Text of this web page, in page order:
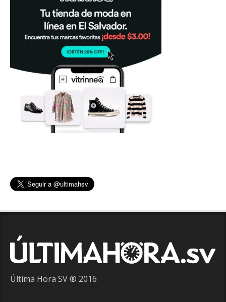
Última Hora SV ® 2016